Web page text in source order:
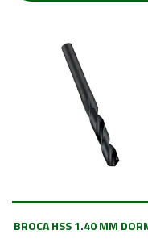
BROCA HSS 1.40 MM